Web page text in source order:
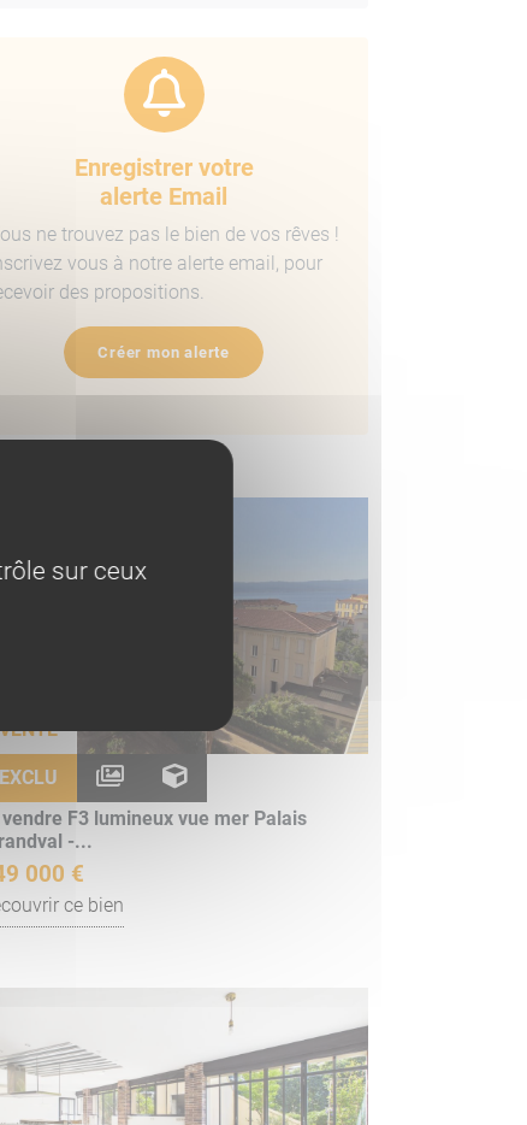
Enregistrer votre
alerte Email
ne trouvez pas le bien de vos rêves !
vous à notre alerte email, pour
des propositions.
Créer mon alerte
VENTE
EXCLU
F3 lumineux vue mer Palais
-...
000 €
ce bien
sur ceux